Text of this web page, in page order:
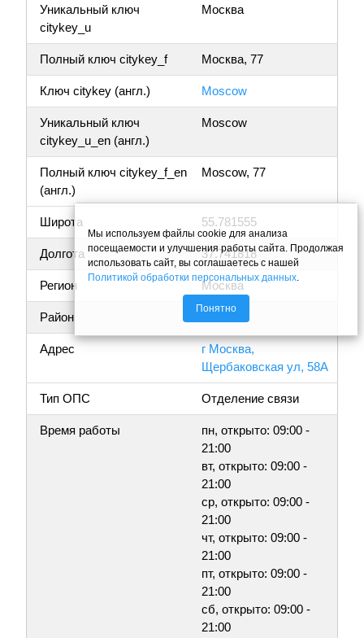
Уникальный ключ
citykey_u
Москва
Полный ключ citykey_f Москва, 77
Ключ citykey (англ.) Moscow
Уникальный ключ
citykey_u_en (англ.)
Moscow
Полный ключ citykey_f_en
(англ.)
Moscow, 77
Широта 55.781555
Долгота 37.741818
Регион Москва
Район
Адрес
г Москва,
Щербаковская ул, 58А
Тип ОПС Отделение связи
Время работы
пн, открыто: 09:00 -
21:00
вт, открыто: 09:00 -
21:00
ср, открыто: 09:00 -
21:00
чт, открыто: 09:00 -
21:00
пт, открыто: 09:00 -
21:00
сб, открыто: 09:00 -
21:00
Мы используем файлы cookie для анализа
посещаемости и улучшения работы сайта. Продолжая
использовать сайт, вы соглашаетесь с нашей
Политикой обработки персональных данных.
Понятно